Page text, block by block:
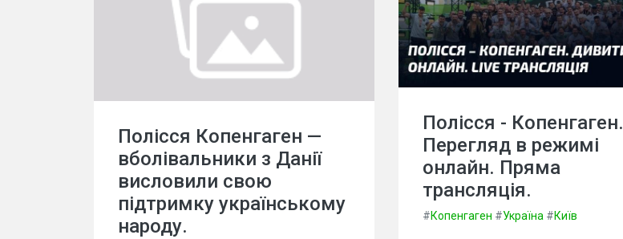
Полісся Копенгаген —
вболівальники з Данії
висловили свою
підтримку українському
народу.
Полісся - Копенгаген.
Перегляд в режимі
онлайн. Пряма
трансляція.
#Копенгаген #Україна #Київ